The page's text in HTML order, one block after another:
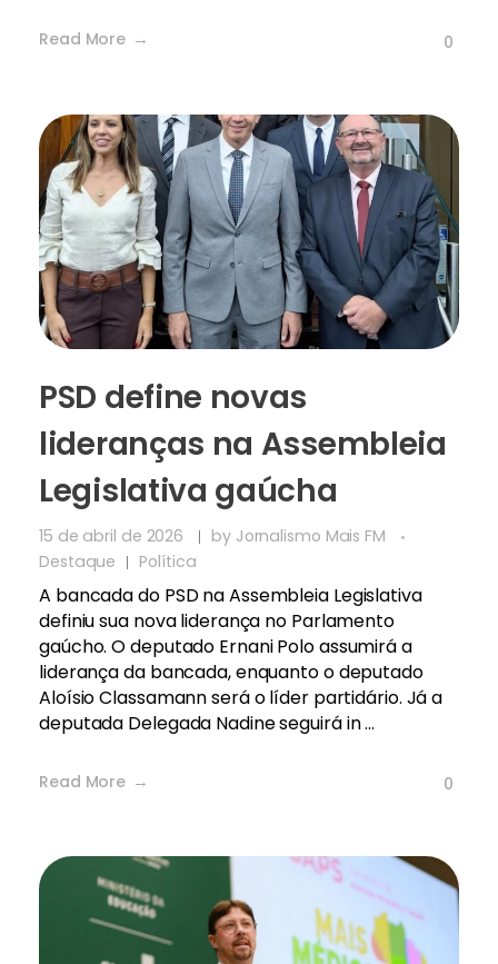
Read More 0
PSD define novas
lideranças na Assembleia
Legislativa gaúcha
15 de abril de 2026 by Jornalismo Mais FM
Destaque
Política
A bancada do PSD na Assembleia Legislativa
definiu sua nova liderança no Parlamento
gaúcho. O deputado Ernani Polo assumirá a
liderança da bancada, enquanto o deputado
Aloísio Classamann será o líder partidário. Já a
deputada Delegada Nadine seguirá in ...
Read More 0